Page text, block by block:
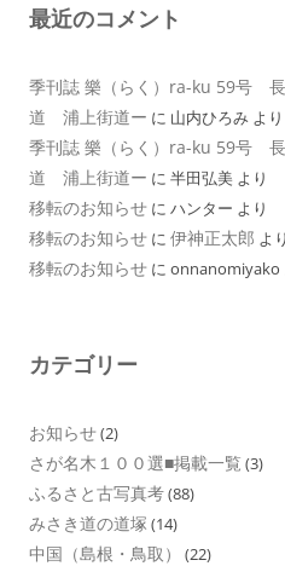
最近のコメント
季刊誌 樂（らく）ra-ku 59号
道 浦上街道ー に 山内ひろみ より
季刊誌 樂（らく）ra-ku 59号
道 浦上街道ー に 半田弘美 より
移転のお知らせ に ハンター より
移転のお知らせ に 伊神正太郎 より
移転のお知らせ に onnanomiyako
カテゴリー
お知らせ(2)
さが名木１００選■掲載一覧 (3)
ふるさと古写真考(88)
みさき道の道塚 (14)
中国（島根・鳥取） (22)